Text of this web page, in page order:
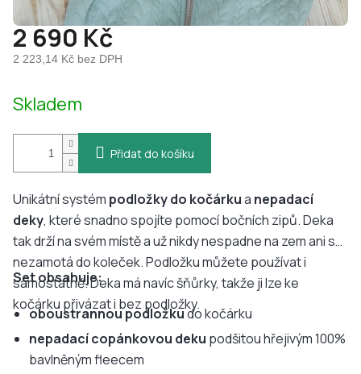
2 690 Kč
2 223,14 Kč bez DPH
cena:
Skladem
Přidat do košíku
Unikátní systém podložky do kočárkua nepadací
deky, které snadno spojíte pomocí bočních zipů. Deka
tak drží na svém místě a už nikdy nespadne na zem ani se
nezamotá do koleček. Podložku můžete používat i
samostatně. Deka má navíc šňůrky, takže ji lze ke
kočárku přivázat i bez podložky.
Set obsahuje:
oboustrannou podložkudo kočárku
nepadací copánkovou deku podšitou hřejivým 100%
bavlněným fleecem